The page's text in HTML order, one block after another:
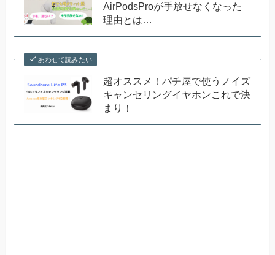
AirPodsProが手放せなくなった
理由とは…
あわせて読みたい
超オススメ！パチ屋で使うノイズ
キャンセリングイヤホンこれで決
まり！